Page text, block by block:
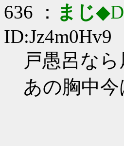
636 ： まじ
ID:Jz4m0Hv9
戸愚呂な
あの胸中